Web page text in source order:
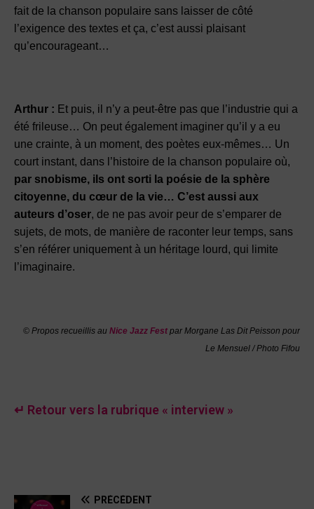
fait de la chanson populaire sans laisser de côté
l’exigence des textes et ça, c’est aussi plaisant
qu’encourageant…
Arthur : Et puis, il n’y a peut-être pas que l’industrie qui a
été frileuse… On peut également imaginer qu’il y a eu
une crainte, à un moment, des poètes eux-mêmes… Un
court instant, dans l’histoire de la chanson populaire où,
par snobisme, ils ont sorti la poésie de la sphère
citoyenne, du cœur de la vie… C’est aussi aux
auteurs d’oser, de ne pas avoir peur de s’emparer de
sujets, de mots, de manière de raconter leur temps, sans
s’en référer uniquement à un héritage lourd, qui limite
l’imaginaire.
© Propos recueillis au Nice Jazz Festpar Morgane Las Dit Peisson pour
Le Mensuel / Photo Fifou
↵ Retour vers la rubrique « interview »
PRÉCÉDENT